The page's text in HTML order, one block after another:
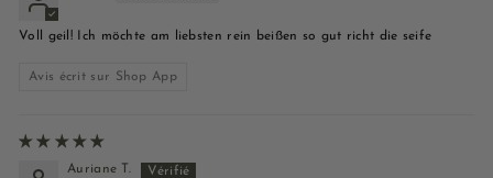
Voll geil! Ich möchte am liebsten rein beißen so gut richt die seife
Avis écrit sur Shop App
Auriane T.